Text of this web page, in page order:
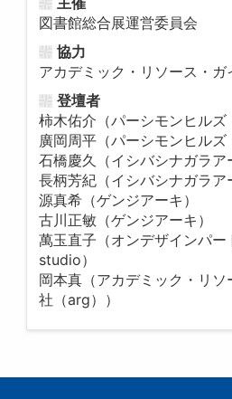
図書館総合展運営委員会
協力
アカデミック・リソース・ガ
登壇者
柿木佑介（パーシモンヒルズ
廣岡周平（パーシモンヒルズ
石橋慶久（イシバシナガラア
長柄芳紀（イシバシナガラア
源真希（ゲンジアーキ）
古川正敏（ゲンジアーキ）
萬玉直子（オンデザインパ
studio）
岡本真（アカデミック・リ
社（arg））